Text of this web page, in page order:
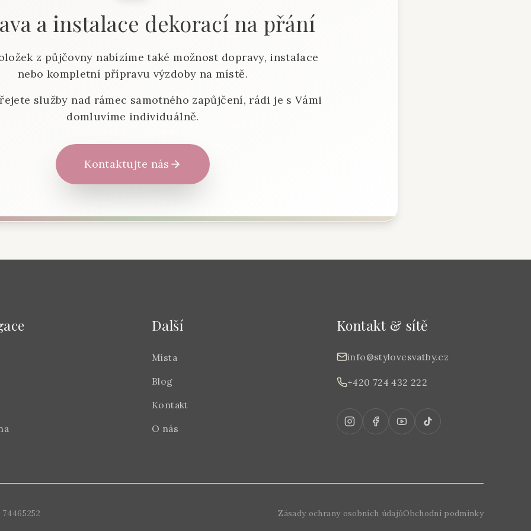
a instalace dekorací na přání
z půjčovny nabízíme také možnost dopravy, instalace
nebo kompletní přípravu výzdoby na místě.
služby nad rámec samotného zapůjčení, rádi je s Vámi
domluvíme individuálně.
Kontaktujte nás
Další
Místa
Blog
Kontakt
O nás
Kontakt & sítě
info@stylovesvatby.cz
+420 724 432 222
Zásady ochrany osobních údajůObchodní podmínky